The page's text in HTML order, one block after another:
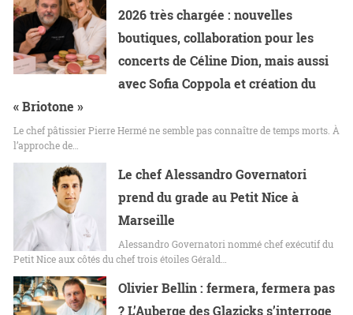
2026 très chargée : nouvelles
boutiques, collaboration pour les
concerts de Céline Dion, mais aussi
avec Sofia Coppola et création du
« Briotone »
Le chef pâtissier Pierre Hermé ne semble pas connaître de temps morts. À
l’approche de…
Le chef Alessandro Governatori
prend du grade au Petit Nice à
Marseille
Alessandro Governatori nommé chef exécutif du
Petit Nice aux côtés du chef trois étoiles Gérald…
Olivier Bellin : fermera, fermera pas
? L’Auberge des Glazicks s’interroge